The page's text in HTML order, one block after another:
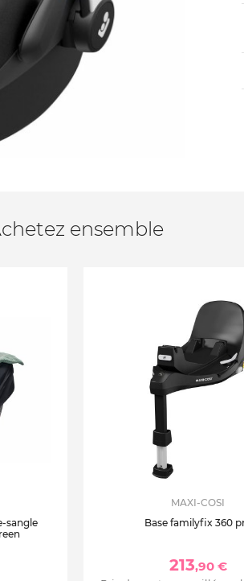
ensemble
sangle
MAXI-COSI
Base familyfix 360
213,90 €